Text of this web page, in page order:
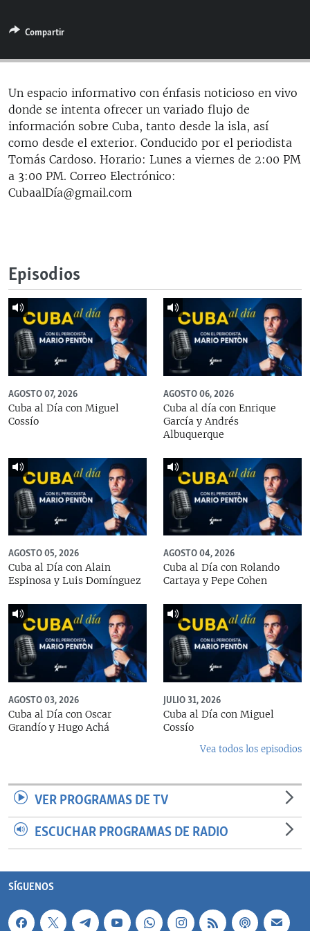
ESPECIALES
ESPECIALES
LA REALIDAD DE LA VIVIENDA EN CUBA
SER VIEJO EN CUBA
KENTU-CUBANO
LOS SANTOS DE HIALEAH
DESINFORMACIÓN RUSA EN AMÉRICA LATINA
MULTIMEDIA
EDITORIALES
SÍGUENOS
Compartir
Un espacio informativo con énfasis noticioso en vivo
donde se intenta ofrecer un variado flujo de
información sobre Cuba, tanto desde la isla, así
como desde el exterior. Conducido por el periodista
Tomás Cardoso. Horario: Lunes a viernes de 2:00 PM
a 3:00 PM. Correo Electrónico:
CubaalDía@gmail.com
Episodios
AGOSTO 07, 2026
Cuba al Día con Miguel
Cossío
AGOSTO 06, 2026
Cuba al día con Enrique
García y Andrés
Albuquerque
AGOSTO 05, 2026
Cuba al Día con Alain
Espinosa y Luis Domínguez
AGOSTO 04, 2026
Cuba al Día con Rolando
Cartaya y Pepe Cohen
AGOSTO 03, 2026
Cuba al Día con Oscar
Grandío y Hugo Achá
JULIO 31, 2026
Cuba al Día con Miguel
Cossío
Vea todos los episodios
VER PROGRAMAS DE TV
ESCUCHAR PROGRAMAS DE RADIO
SÍGUENOS